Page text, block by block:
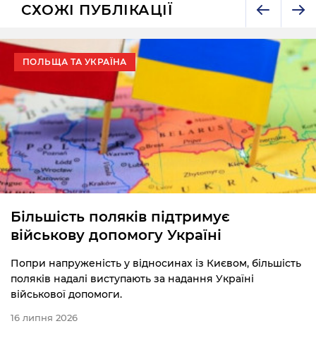
СХОЖІ ПУБЛІКАЦІЇ
ПОЛЬЩА ТА УКРАЇНА
Більшість поляків підтримує
військову допомогу Україні
Попри напруженість у відносинах із Києвом, більшість
поляків надалі виступають за надання Україні
військової допомоги.
16 липня 2026